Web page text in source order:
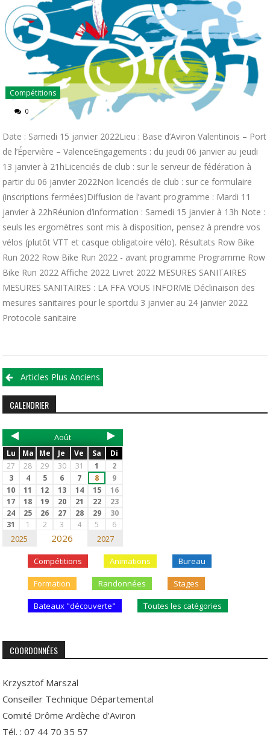
Compétitions
0
Date : Samedi 15 janvier 2022Lieu : Base d’Aviron Valentinois – Port
de l’Épervière – ValenceEngagements : du jeudi 06 janvier au jeudi
13 janvier à 21hLicenciés de club : sur le serveur de fédération à
partir du 06 janvier 2022Non licenciés de club : sur ce formulaire
(inscriptions fermées)Diffusion de l’avant programme : Mardi 11
janvier à 22hRéunion d’information : Samedi 15 janvier à 13h Note :
seuls les ergomètres sont mis à disposition, pensez à prendre vos
vélos (plutôt VTT et casque obligatoire vélo). Résultats Row Bike
Run 2022 Row Bike Run 2022 - avant programme Programme Row
Bike Run 2022 Affiche 2022 Livret 2022 MESURES SANITAIRES
MESURES SANITAIRES : LA FFA VOUS INFORME Déclinaison des
mesures sanitaires pour le sportdu 3 janvier au 24 janvier 2022
Protocole sanitaire
Articles Plus Anciens
CALENDRIER
Août
Lu Ma Me Je Ve Sa
Di
27
28 29 30 31 1
2
3
4 5 6 7 8
9
10
11 12 13 14 15
16
17
18 19 20 21 22
23
24
25 26 27 28 29
30
31
1 2 3 4 5 6
2025 2026 2027
Compétitions Animations Bureau
Formation Randonnées Stages
Bateaux "découverte" Toutes les catégories
COORDONNÉES
Krzysztof Marszal
Conseiller Technique Départemental
Comité Drôme Ardèche d’Aviron
Tél. : 07 44 70 35 57